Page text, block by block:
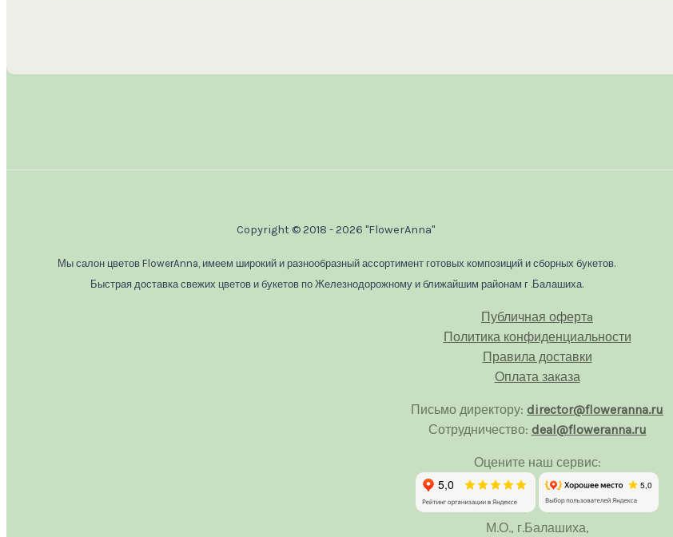
Copyright © 2018 - 2026 "FlowerAnna"
Мы салон цветов FlowerAnna, имеем широкий и разнообразный ассортимент готовых композиций и сборных букетов.
Быстрая доставка свежих цветов и букетов по Железнодорожному и ближайшим районам г .Балашиха.
Публичная офертa
Политика конфиденциальности
Правила доставки
Оплата заказа
Письмо директору: director@floweranna.ru
Сотрудничество: deal@floweranna.ru
Оцените наш сервис:
М.О., г.Балашиха,